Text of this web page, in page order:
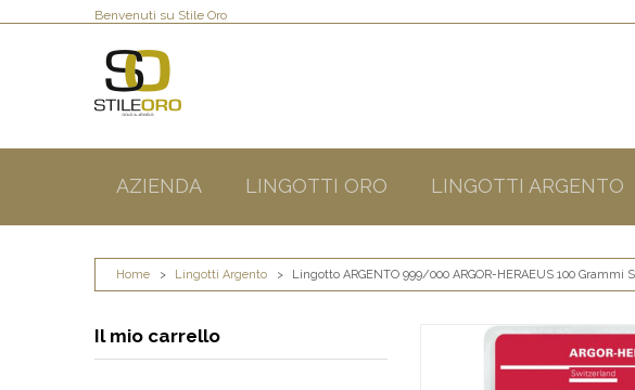
Benvenuti su Stile Oro
AZIENDA LINGOTTI ORO LINGOTTI ARGENTO
Home > Lingotti Argento > Lingotto ARGENTO 999/000 ARGOR-HERAEUS 100 Grammi
Il mio carrello